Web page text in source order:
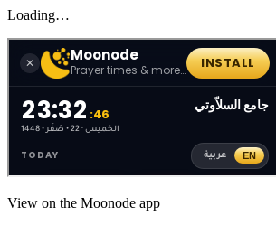
Loading…
View on the Moonode app